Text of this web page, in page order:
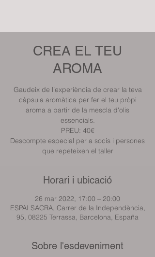
CREA EL TEU
AROMA
Gaudeix de l’experiència de crear la teva
càpsula aromàtica per fer el teu pròpi
aroma a partir de la mescla d'olis
essencials.
PREU: 40€
Descompte especial per a socis i persones
que repeteixen el taller
Horari i ubicació
26 mar 2022, 17:00 – 20:00
ESPAI SACRA, Carrer de la Independència,
95, 08225 Terrassa, Barcelona, España
Sobre l'esdeveniment